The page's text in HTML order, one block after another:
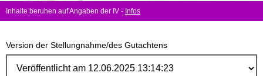
Inhalte beruhen auf Angaben der IV - Infos
Version der Stellungnahme/des Gutachtens